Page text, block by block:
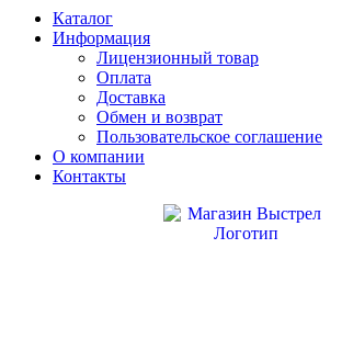
Каталог
Информация
Лицензионный товар
Оплата
Доставка
Обмен и возврат
Пользовательское соглашение
О компании
Контакты